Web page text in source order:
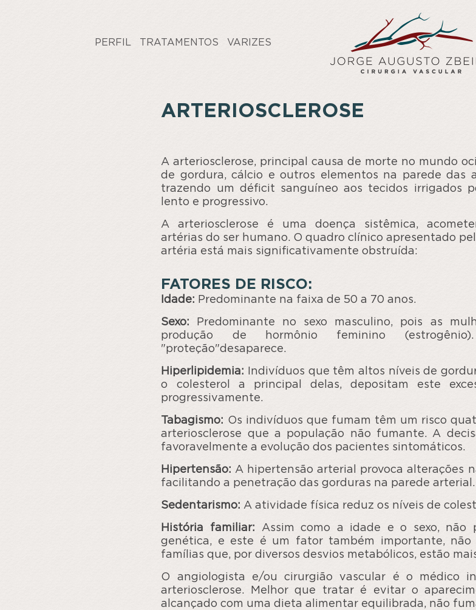
PERFIL TRATAMENTOS VARIZES
ARTERIOSCLEROSE
A arteriosclerose, principal causa de morte no mundo
de gordura, cálcio e outros elementos na parede das
trazendo um déficit sanguíneo aos tecidos irrigados
lento e progressivo.
A arteriosclerose é uma doença sistêmica,
artérias do ser humano. O quadro clínico apresentado
artéria está mais significativamente obstruída:
FATORES DE RISCO:
Idade: Predominante na faixa de 50 a 70 anos.
Sexo:
Predominante no sexo masculino, pois as
produção de hormônio feminino
"proteção"desaparece.
Hiperlipidemia:
Indivíduos que têm altos níveis de
o colesterol a principal delas, depositam este
progressivamente.
Tabagismo: Os indivíduos que fumam têm um risco
arteriosclerose que a população não fumante. A
favoravelmente a evolução dos pacientes sintomáticos.
Hipertensão: A hipertensão arterial provoca alterações
facilitando a penetração das gorduras na parede arterial.
Sedentarismo: A atividade física reduz os níveis de
História familiar: Assim como a idade e o sexo, não
genética, e este é um fator também importante, não
famílias que, por diversos desvios metabólicos, estão
O angiologista e/ou cirurgião vascular é o médico
arteriosclerose. Melhor que tratar é evitar o
alcançado com uma dieta alimentar equilibrada, não